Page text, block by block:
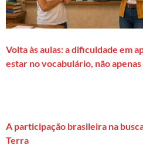
Volta às aulas: a dificuldade em
estar no vocabulário, não apenas
A participação brasileira na
Terra